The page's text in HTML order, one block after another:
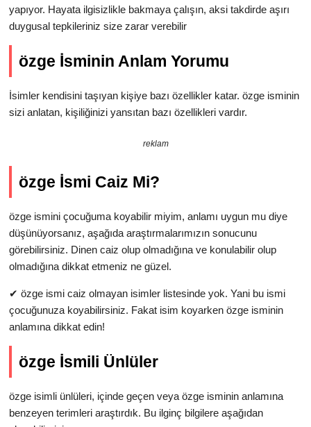
yapıyor. Hayata ilgisizlikle bakmaya çalışın, aksi takdirde aşırı
duygusal tepkileriniz size zarar verebilir
özge İsminin Anlam Yorumu
İsimler kendisini taşıyan kişiye bazı özellikler katar. özge isminin
sizi anlatan, kişiliğinizi yansıtan bazı özellikleri vardır.
reklam
özge İsmi Caiz Mi?
özge ismini çocuğuma koyabilir miyim, anlamı uygun mu diye
düşünüyorsanız, aşağıda araştırmalarımızın sonucunu
görebilirsiniz. Dinen caiz olup olmadığına ve konulabilir olup
olmadığına dikkat etmeniz ne güzel.
✔ özge ismi caiz olmayan isimler listesinde yok. Yani bu ismi
çocuğunuza koyabilirsiniz. Fakat isim koyarken özge isminin
anlamına dikkat edin!
özge İsmili Ünlüler
özge isimli ünlüleri, içinde geçen veya özge isminin anlamına
benzeyen terimleri araştırdık. Bu ilginç bilgilere aşağıdan